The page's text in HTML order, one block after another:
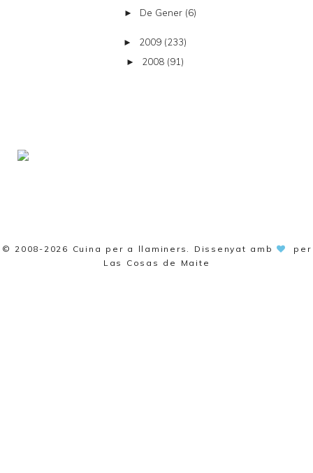
► De Gener (6)
► 2009 (233)
► 2008 (91)
© 2008-2026 Cuina per a llaminers . Dissenyat amb
per
Las Cosas de Maite